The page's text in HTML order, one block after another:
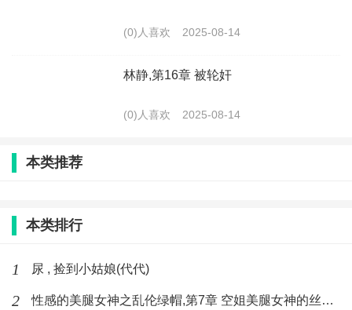
(0)人喜欢 2025-08-14
林静,第16章 被轮奸
(0)人喜欢 2025-08-14
本类推荐
本类排行
1 尿 , 捡到小姑娘(代代)
2 性感的美腿女神之乱伦绿帽,第7章 空姐美腿女神的丝袜足交